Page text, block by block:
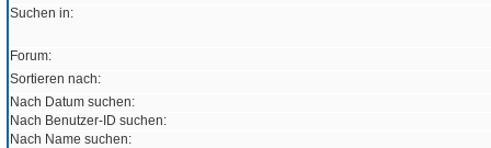
Suchen in:
Forum:
Sortieren nach:
Nach Datum suchen:
Nach Benutzer-ID suchen:
Nach Name suchen: